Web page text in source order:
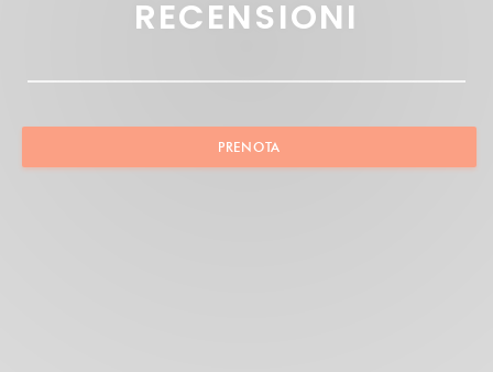
RECENSIONI
PRENOTA